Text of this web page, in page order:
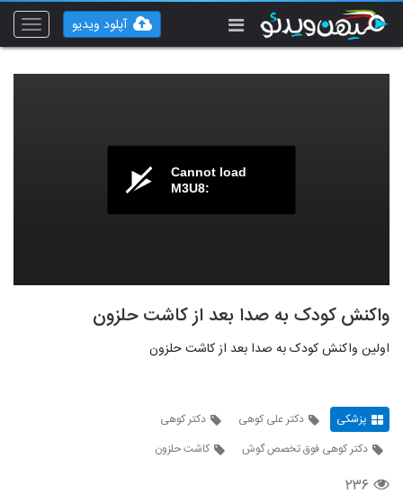
Toggle
آپلود ویدیو
Cannot load
M3U8:
واکنش کودک به صدا بعد از کاشت حلزون
اولین واکنش کودک به صدا بعد از کاشت حلزون
پزشکی دکتر علی کوهی
دکتر کوهی
دکتر کوهی فوق تخصص گوش
کاشت حلزون
۲۳۶